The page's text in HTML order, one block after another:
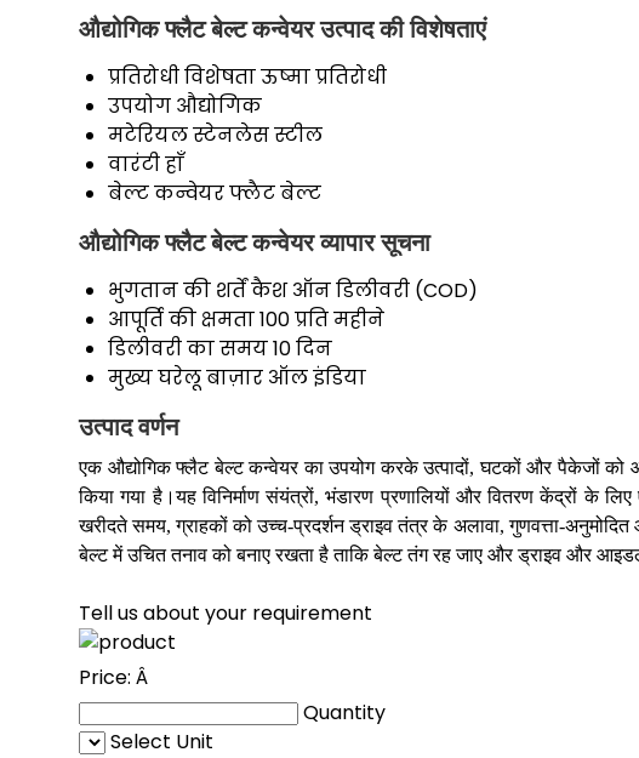
औद्योगिक फ्लैट बेल्ट कन्वेयर उत्पाद की विशेषताएं
प्रतिरोधी विशेषताऊष्मा प्रतिरोधी
उपयोग औद्योगिक
मटेरियलस्टेनलेस स्टील
वारंटीहाँ
बेल्ट कन्वेयरफ्लैट बेल्ट
औद्योगिक फ्लैट बेल्ट कन्वेयर व्यापार सूचना
भुगतान की शर्तेंकैश ऑन डिलीवरी (COD)
आपूर्ति की क्षमता100 प्रति महीने
डिलीवरी का समय10 दिन
मुख्य घरेलू बाज़ार ऑल इंडिया
उत्पाद वर्णन
एक औद्योगिक फ्लैट बेल्ट कन्वेयर का उपयोग करके उत्पादों, घटकों और पैकेजों को
किया गया है।यह विनिर्माण संयंत्रों, भंडारण प्रणालियों और वितरण केंद्रों
खरीदते समय, ग्राहकों को उच्च-प्रदर्शन ड्राइव तंत्र के अलावा, गुणवत्ता-
बेल्ट में उचित तनाव को बनाए रखता है ताकि बेल्ट तंग रह जाए और ड्राइव और
Tell us about your requirement
Price: Â
Quantity
Select Unit